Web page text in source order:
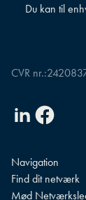
Du kan til
CVR nr.:
LinkedinFacebook
Navigation
Find dit netværk
Mød